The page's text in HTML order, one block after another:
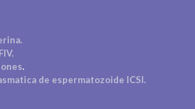
.
de espermatozoide ICSI.